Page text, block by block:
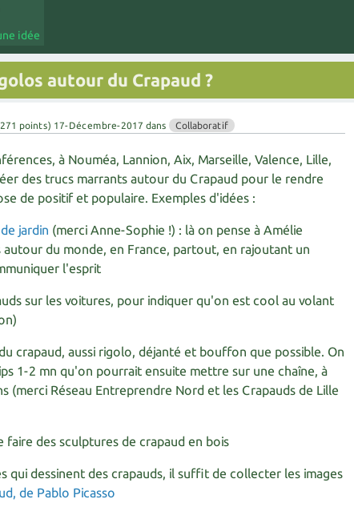
idée
autour du Crapaud ?
271 points) 17-Décembre-2017 dans Collaboratif
à Nouméa, Lannion, Aix, Marseille, Valence, Lille,
des trucs marrants autour du Crapaud pour le rendre
de positif et populaire. Exemples d'idées :
jardin (merci Anne-Sophie !) : là on pense à Amélie
autour du monde, en France, partout, en rajoutant un
l'esprit
sur les voitures, pour indiquer qu'on est cool au volant
crapaud, aussi rigolo, déjanté et bouffon que possible. On
1-2 mn qu'on pourrait ensuite mettre sur une chaîne, à
(merci Réseau Entreprendre Nord et les Crapauds de Lille
faire des sculptures de crapaud en bois
qui dessinent des crapauds, il suffit de collecter les images